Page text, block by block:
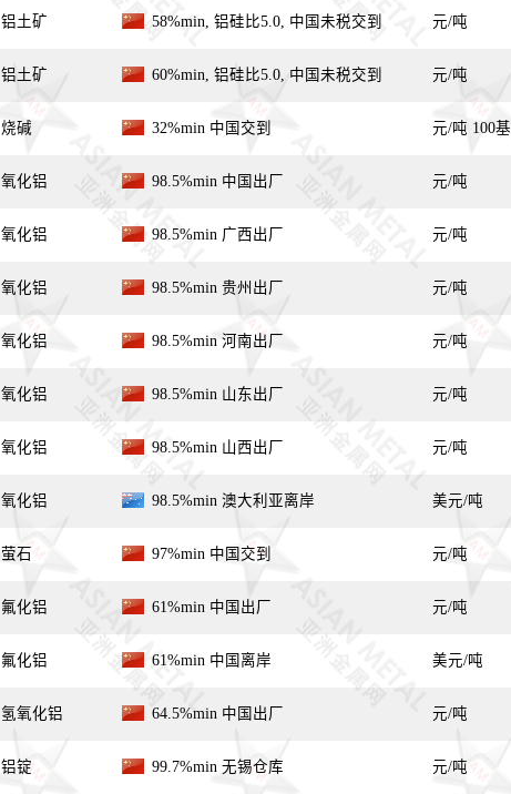
铝土矿 58%min, 铝硅比5.0, 中国未税交到 元/吨
铝土矿 60%min, 铝硅比5.0, 中国未税交到 元/吨
烧碱 32%min 中国交到 元/吨 100基
氧化铝 98.5%min 中国出厂 元/吨
氧化铝 98.5%min 广西出厂 元/吨
氧化铝 98.5%min 贵州出厂 元/吨
氧化铝 98.5%min 河南出厂 元/吨
氧化铝 98.5%min 山东出厂 元/吨
氧化铝 98.5%min 山西出厂 元/吨
氧化铝 98.5%min 澳大利亚离岸 美元/吨
萤石 97%min 中国交到 元/吨
氟化铝 61%min 中国出厂 元/吨
氟化铝 61%min 中国离岸 美元/吨
氢氧化铝 64.5%min 中国出厂 元/吨
铝锭 99.7%min 无锡仓库 元/吨